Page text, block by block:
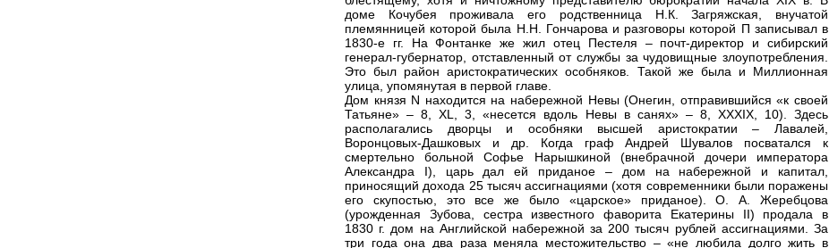
доме Кочубея проживала его родственница Н.К. Загряжская, внучатой
племянницей которой была Н.Н. Гончарова и разговоры которой П записывал в
1830-е гг. На Фонтанке же жил отец Пестеля – почт-директор и сибирский
генерал-губернатор, отставленный от службы за чудовищные злоупотребления.
Это был район аристократических особняков. Такой же была и Миллионная
улица, упомянутая в первой главе.
Дом князя N находится на набережной Невы (Онегин, отправившийся «к своей
Татьяне» – 8, XL, 3, «несется вдоль Невы в санях» – 8, XXXIX, 10). Здесь
располагались дворцы и особняки высшей аристократии – Лавалей,
Воронцовых-Дашковых и др. Когда граф Андрей Шувалов посватался к
смертельно больной Софье Нарышкиной (внебрачной дочери императора
Александра I), царь дал ей приданое – дом на набережной и капитал,
приносящий дохода 25 тысяч ассигнациями (хотя современники были поражены
его скупостью, это все же было «царское» приданое). О. А. Жеребцова
(урожденная Зубова, сестра известного фаворита Екатерины II) продала в
1830 г. дом на Английской набережной за 200 тысяч рублей ассигнациями. За
три года она два раза меняла местожительство – «не любила долго жить в